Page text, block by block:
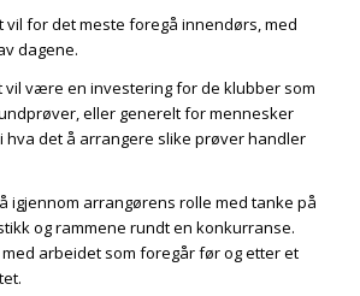
vil for det meste foregå innendørs, med
dagene.
være en investering for de klubber som
eller generelt for mennesker
hva det å arrangere slike prøver handler
igjennom arrangørens rolle med tanke på
og rammene rundt en konkurranse.
arbeidet som foregår før og etter et